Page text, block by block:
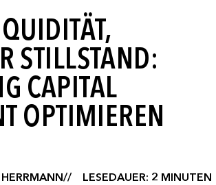
STILLSTAND:
CAPITAL
OPTIMIEREN
LESEDAUER: 2 MINUTEN